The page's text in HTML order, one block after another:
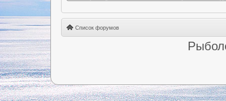
Список форумов